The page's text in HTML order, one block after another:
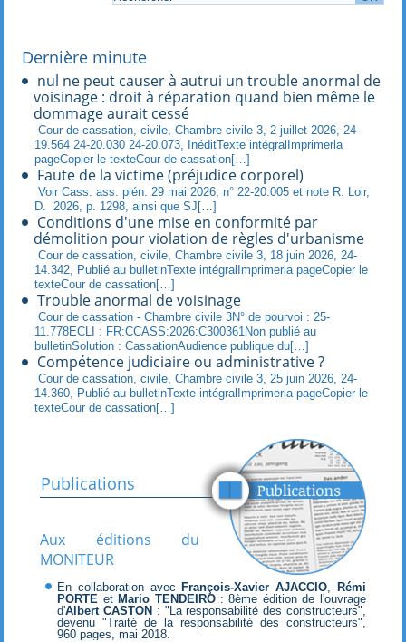
Dernière minute
nul ne peut causer à autrui un trouble anormal de
voisinage : droit à réparation quand bien même le
dommage aurait cessé
Cour de cassation, civile, Chambre civile 3, 2 juillet 2026, 24-
19.564 24-20.030 24-20.073, InéditTexte intégralImprimerla
pageCopier le texteCour de cassation[…]
Faute de la victime (préjudice corporel)
Voir Cass. ass. plén. 29 mai 2026, n° 22-20.005 et note R. Loir,
D. 2026, p. 1298, ainsi que SJ[…]
Conditions d'une mise en conformité par
démolition pour violation de règles d'urbanisme
Cour de cassation, civile, Chambre civile 3, 18 juin 2026, 24-
14.342, Publié au bulletinTexte intégralImprimerla pageCopier le
texteCour de cassation[…]
Trouble anormal de voisinage
Cour de cassation - Chambre civile 3N° de pourvoi : 25-
11.778ECLI : FR:CCASS:2026:C300361Non publié au
bulletinSolution : CassationAudience publique du[…]
Compétence judiciaire ou administrative ?
Cour de cassation, civile, Chambre civile 3, 25 juin 2026, 24-
14.360, Publié au bulletinTexte intégralImprimerla pageCopier le
texteCour de cassation[…]
Publications
Aux éditions du
MONITEUR
En collaboration avec François-Xavier AJACCIO,
Rémi
PORTE et Mario TENDEIRO: 8ème édition de l'ouvrage
d'Albert CASTON : "La responsabilité des constructeurs",
devenu "Traité de la responsabilité des constructeurs",
960 pages, mai 2018.